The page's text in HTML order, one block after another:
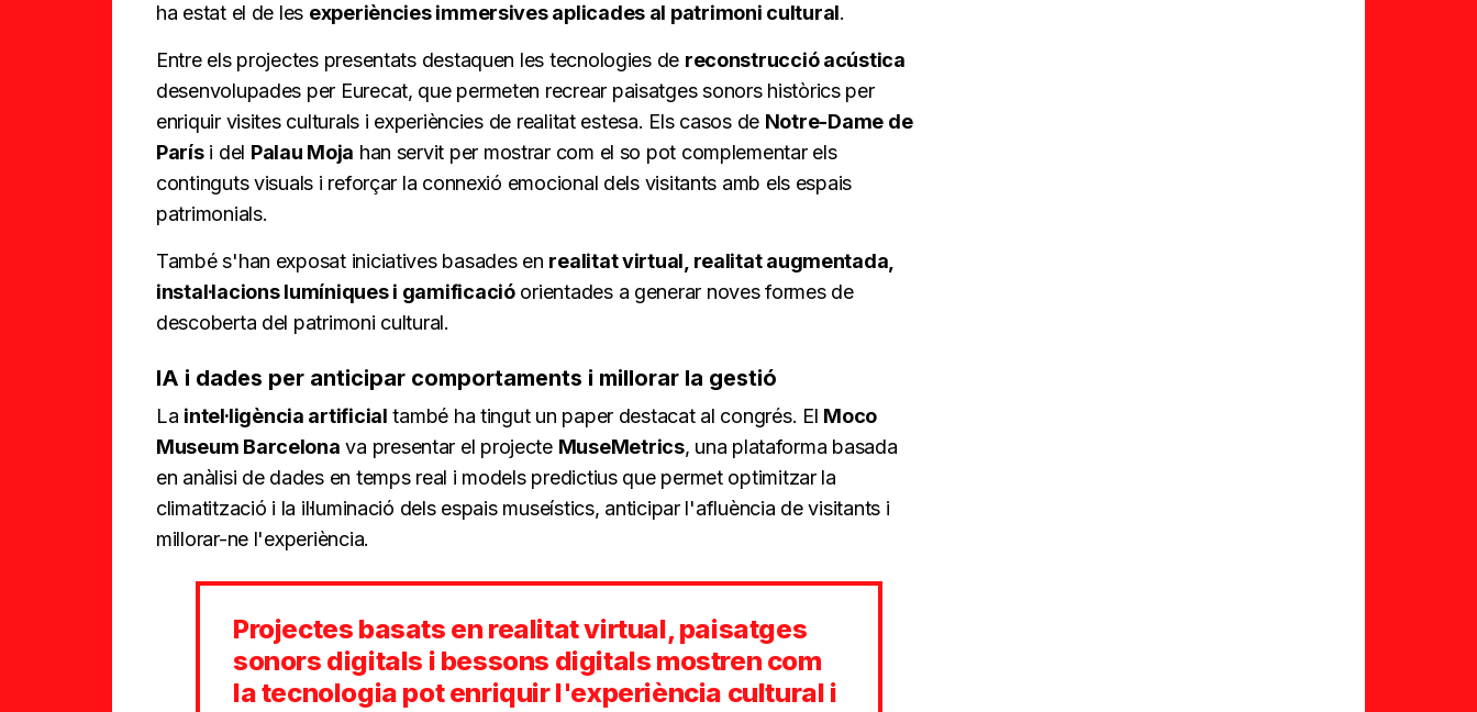
ha estat el de les experiències immersives aplicades al patrimoni cultural.
Entre els projectes presentats destaquen les tecnologies de reconstrucció acústica
desenvolupades per Eurecat, que permeten recrear paisatges sonors històrics per
enriquir visites culturals i experiències de realitat estesa. Els casos de Notre-Dame de
Parísi del Palau Moja han servit per mostrar com el so pot complementar els
continguts visuals i reforçar la connexió emocional dels visitants amb els espais
patrimonials.
També s'han exposat iniciatives basades en realitat virtual, realitat augmentada,
instal·lacions lumíniques i gamificacióorientades a generar noves formes de
descoberta del patrimoni cultural.
IA i dades per anticipar comportaments i millorar la gestió
La intel·ligència artificial també ha tingut un paper destacat al congrés. El Moco
Museum Barcelona va presentar el projecte MuseMetrics, una plataforma basada
en anàlisi de dades en temps real i models predictius que permet optimitzar la
climatització i la il·luminació dels espais museístics, anticipar l'afluència de visitants i
millorar-ne l'experiència.
Projectes basats en realitat virtual, paisatges
sonors digitals i bessons digitals mostren com
la tecnologia pot enriquir l'experiència cultural i